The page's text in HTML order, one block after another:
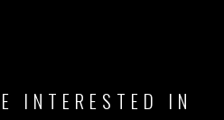
INTERESTED IN